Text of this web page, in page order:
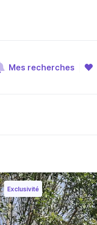
Mes recherches
Exclusivité